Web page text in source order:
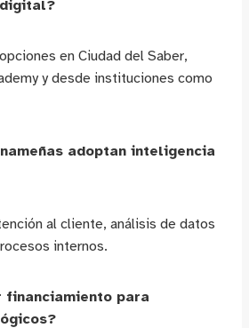
en Ciudad del Saber,
y desde instituciones como
adoptan inteligencia
al cliente, análisis de datos
internos.
financiamiento para